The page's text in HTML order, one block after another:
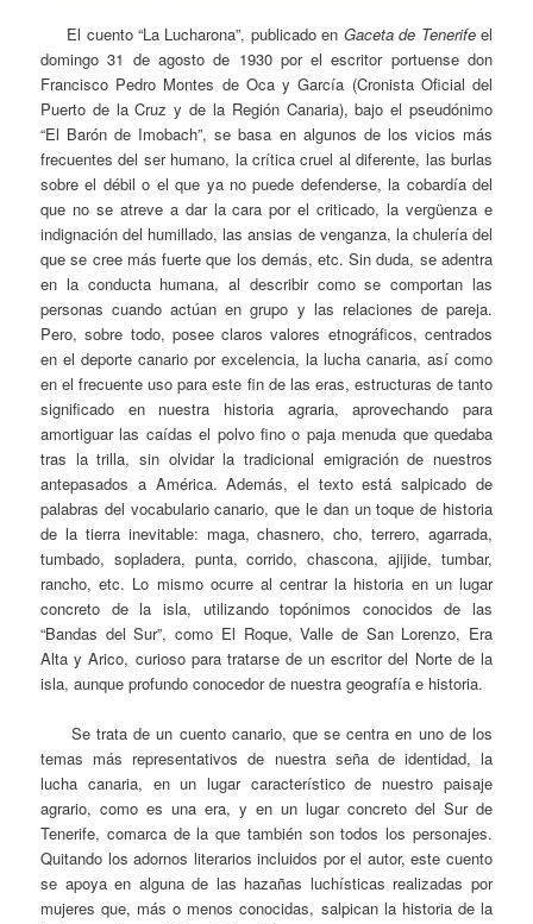
El cuento “La Lucharona”, publicado en Gaceta de Tenerifeel
domingo 31 de agosto de 1930 por el escritor portuense don
Francisco Pedro Montes de Oca y García (Cronista Oficial del
Puerto de la Cruz y de la Región Canaria), bajo el pseudónimo
“El Barón de Imobach”, se basa en algunos de los vicios más
frecuentes del ser humano, la crítica cruel al diferente, las burlas
sobre el débil o el que ya no puede defenderse, la cobardía del
que no se atreve a dar la cara por el criticado, la vergüenza e
indignación del humillado, las ansias de venganza, la chulería del
que se cree más fuerte que los demás, etc. Sin duda, se adentra
en la conducta humana, al describir como se comportan las
personas cuando actúan en grupo y las relaciones de pareja.
Pero, sobre todo, posee claros valores etnográficos, centrados
en el deporte canario por excelencia, la lucha canaria, así como
en el frecuente uso para este fin de las eras, estructuras de tanto
significado en nuestra historia agraria, aprovechando para
amortiguar las caídas el polvo fino o paja menuda que quedaba
tras la trilla, sin olvidar la tradicional emigración de nuestros
antepasados a América. Además, el texto está salpicado de
palabras del vocabulario canario, que le dan un toque de historia
de la tierra inevitable: maga, chasnero, cho, terrero, agarrada,
tumbado, sopladera, punta, corrido, chascona, ajijide, tumbar,
rancho, etc. Lo mismo ocurre al centrar la historia en un lugar
concreto de la isla, utilizando topónimos conocidos de las
“Bandas del Sur”, como El Roque, Valle de San Lorenzo, Era
Alta y Arico, curioso para tratarse de un escritor del Norte de la
isla, aunque profundo conocedor de nuestra geografía e historia.
Se trata de un cuento canario, que se centra en uno de los
temas más representativos de nuestra seña de identidad, la
lucha canaria, en un lugar característico de nuestro paisaje
agrario, como es una era, y en un lugar concreto del Sur de
Tenerife, comarca de la que también son todos los personajes.
Quitando los adornos literarios incluidos por el autor, este cuento
se apoya en alguna de las hazañas luchísticas realizadas por
mujeres que, más o menos conocidas, salpican la historia de la